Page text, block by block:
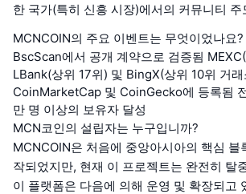
한 국가(특히 신흥 시장)에서의 커뮤니티 주
MCNCOIN의 주요 이벤트는 무엇이었나요?
BscScan에서 공개 계약으로 검증됨
LBank(상위 17위) 및 BingX(상위 10위 거
CoinMarketCap 및 CoinGecko에 등록됨
만 명 이상의 보유자 달성
MCN코인의 설립자는 누구입니까?
MCNCOIN은 처음에 중앙아시아의 핵심 블
작되었지만, 현재 이 프로젝트는 완전히 탈
이 플랫폼은 다음에 의해 운영 및 확장되고